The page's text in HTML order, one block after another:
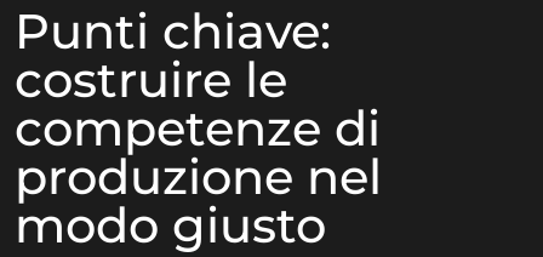
Punti chiave:
costruire le
competenze di
produzione nel
modo giusto